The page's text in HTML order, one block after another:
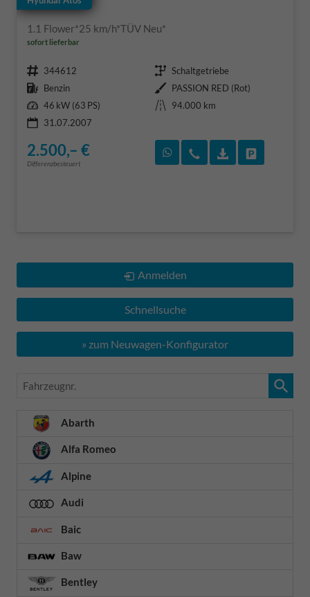
1.1 Flower*25 km/h*TÜV Neu*
sofort lieferbar
Fahrzeugnr. 344612 Getriebe Schaltgetriebe
Kraftstoff Benzin Außenfarbe PASSION RED (Rot)
Leistung 46 kW (63 PS) Kilometerstand
94.000 km
31.07.2007
2.500,– €
Differenzbesteuert
Rückruf vereinbaren
Wir rufen Sie an
Anmelden
Schnellsuche
» zum Neuwagen-Konfigurator
Fahrzeugnr.
Abarth
Alfa Romeo
Alpine
Audi
Baic
Baw
Bentley